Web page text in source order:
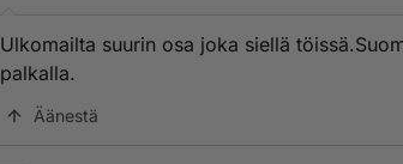
Ulkomailta suurin osa joka siellä
palkalla.
Äänestä